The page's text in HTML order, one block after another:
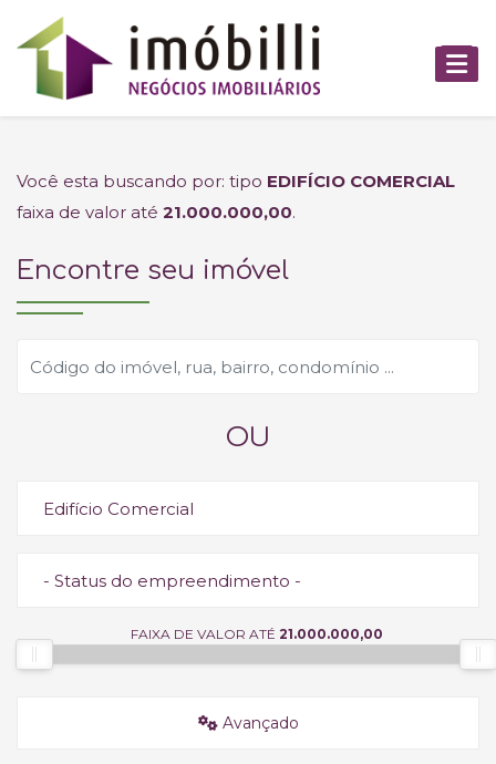
Você esta buscando por: tipo EDIFÍCIO COMERCIAL
faixa de valor até 21.000.000,00.
Encontre seu imóvel
OU
Edifício Comercial
- Status do empreendimento -
FAIXA DE VALOR ATÉ 21.000.000,00
Avançado